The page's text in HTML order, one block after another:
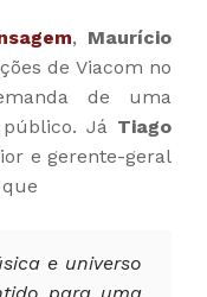
, Maurício
de Viacom no
de uma
Já Tiago
e gerente-geral
e universo